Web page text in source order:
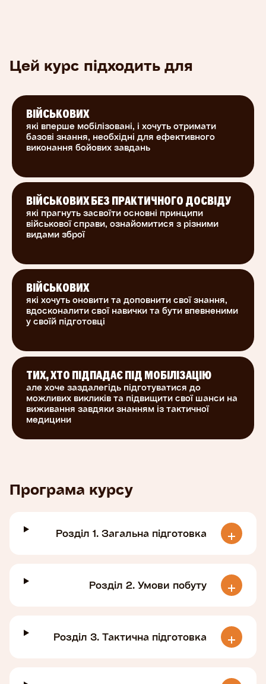
адже ваша підготовка суттєво збільшує шанси
на виживання — ваші, а також побратимів і
Ви можете завантажити матеріали курсу і
вивчати їх офлайн, коли немає доступу до
інтернету. Ви також можете повертатися до
курсу в будь-який момент, щоб закріпити
знання.
Навчальні матеріали розроблені командою
волонтерів у співпраці з військовими
експертами, медиками та психологами. Всі
учасники проєкту долучалися за власним
бажанням та на безоплатній основі.
Курс створено в партнерстві з Центром
спеціальної підготовки ASKOLD.
Цей курс підходить для
ВІЙСЬКОВИХ
які вперше мобілізовані, і хочуть отримати
базові знання, необхідні для ефективного
виконання бойових завдань
ВІЙСЬКОВИХ БЕЗ ПРАКТИЧНОГО ДОСВІДУ
які прагнуть засвоїти основні принципи
військової справи, ознайомитися з різними
видами зброї
ВІЙСЬКОВИХ
які хочуть оновити та доповнити свої знання,
вдосконалити свої навички та бути впевненими
у своїй підготовці
ТИХ, ХТО ПІДПАДАЄ ПІД МОБІЛІЗАЦІЮ
але хоче заздалегідь підготуватися до
можливих викликів та підвищити свої шанси на
виживання завдяки знанням із тактичної
медицини
Програма курсу
Розділ 1. Загальна підготовка
Розділ 2. Умови побуту
Розділ 3. Тактична підготовка